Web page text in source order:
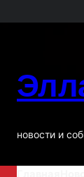
новости и